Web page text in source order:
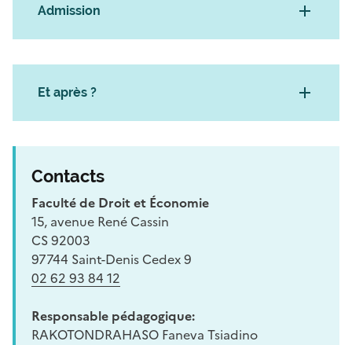
Admission
Et après ?
Contacts
Faculté de Droit et Économie
15, avenue René Cassin
CS 92003
97744 Saint-Denis Cedex 9
02 62 93 84 12
Responsable pédagogique:
RAKOTONDRAHASO Faneva Tsiadino